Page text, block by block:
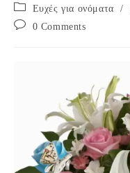
Post
category:
Ευχές για ονόματα /
Post
0 Comments